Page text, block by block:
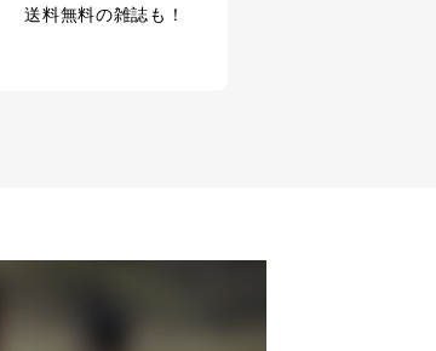
提供・管理
送料無料の雑誌も！